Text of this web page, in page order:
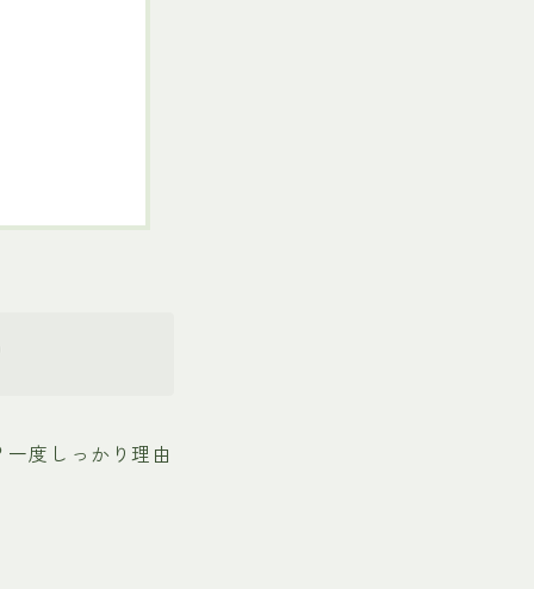
度しっかり理由